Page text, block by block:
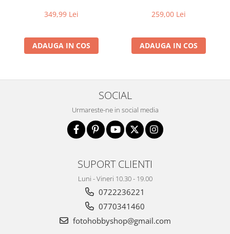
Adaptoare pentru convertoare sau
Alimentatoare 220V
Microfoane / Reportofoane
Transmitator de fisiere fara fir
Genti, Rucsacuri, Troller foto
349,99 Lei
ADAUGA IN COS
259,00 Lei
ADAUGA IN COS
SOCIAL
Urmareste-ne in social media
SUPORT CLIENTI
Luni - Vineri 10.30 - 19.00
0722236221
0770341460
fotohobbyshop@gmail.com